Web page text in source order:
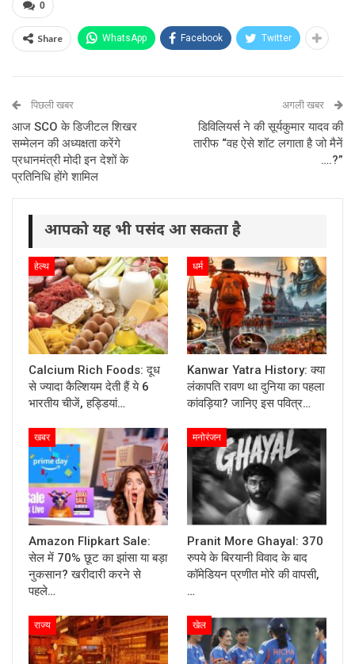
0
Share WhatsApp Facebook Twitter
पिछली खबर
आज SCO के डिजीटल शिखर
सम्मेलन की अध्यक्षता करेंगे
प्रधानमंत्री मोदी इन देशों के
प्रतिनिधि होंगे शामिल
अगली खबर
डिविलियर्स ने की सूर्यकुमार यादव की
तारीफ “वह ऐसे शॉट लगाता है जो मैनें
….?”
आपको यह भी पसंद आ सकता है
हेल्थ
Calcium Rich Foods: दूध
से ज्यादा कैल्शियम देती हैं ये 6
भारतीय चीजें, हड्डियां…
धर्म
Kanwar Yatra History: क्या
लंकापति रावण था दुनिया का पहला
कांवड़िया? जानिए इस पवित्र…
खबर
Amazon Flipkart Sale:
सेल में 70% छूट का झांसा या बड़ा
नुकसान? खरीदारी करने से
पहले…
मनोरंजन
Pranit More Ghayal: 370
रुपये के बिरयानी विवाद के बाद
कॉमेडियन प्रणीत मोरे की वापसी,
…
राज्य खेल